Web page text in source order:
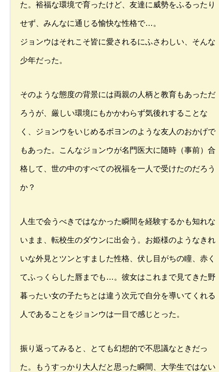
た。裕福な環境で育ったけど、友達に威勢をふるったり
せず、みんなに通じる愉快な性格で…。
ジョンウはそれこそ皆に愛されるにふさわしい、そんな
少年だった。
そのような態度の背景には両親の人柄と教育もあっただ
ろうが、厳しい環境にもかかわらず気後れすることな
く、ジョンウをいじめるボヨンのような友人のおかげで
もあった。こんなジョンウが名門医大に随時（事前）合
格して、世の中のすべての祝福を一人で受けたのだろう
か？
人生で会うべきではなかった瞬間を経験するかも知れな
いまま、転校生のダウンに出会う。お姫様のようなきれ
いな外見とツンとすました性格、伏し目がちの瞳、赤く
てふっくらした唇までも…。彼女はこれまで見てきた野
暮ったい女の子たちとは違う次元で自分を導いてくれる
人であることをジョンウは一目で感じとった。
振り返ってみると、とても幻想的で不思議なときだっ
た。もうすっかり大人だと思った瞬間、大学生ではない